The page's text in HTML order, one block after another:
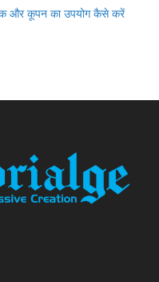
और कूपन का उपयोग कैसे करें